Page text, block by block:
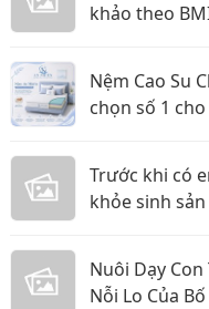
khảo theo
Nệm Cao Su
chọn số 1 cho
Trước khi có
khỏe sinh
Nuôi Dạy
Nỗi Lo Của